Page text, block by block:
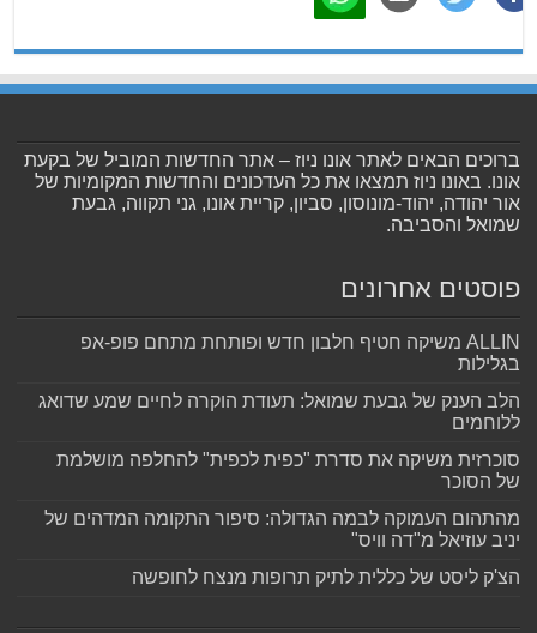
ברוכים הבאים לאתר אונו ניוז – אתר החדשות המוביל של בקעת
אונו. באונו ניוז תמצאו את כל העדכונים והחדשות המקומיות של
אור יהודה, יהוד-מונוסון, סביון, קריית אונו, גני תקווה, גבעת
שמואל והסביבה.
פוסטים אחרונים
ALLIN משיקה חטיף חלבון חדש ופותחת מתחם פופ-אפ
בגלילות
הלב הענק של גבעת שמואל: תעודת הוקרה לחיים שמע שדואג
ללוחמים
סוכרזית משיקה את סדרת "כפית לכפית" להחלפה מושלמת
של הסוכר
מהתהום העמוקה לבמה הגדולה: סיפור התקומה המדהים של
יניב עוזיאל מ"דה וויס"
הצ'ק ליסט של כללית לתיק תרופות מנצח לחופשה